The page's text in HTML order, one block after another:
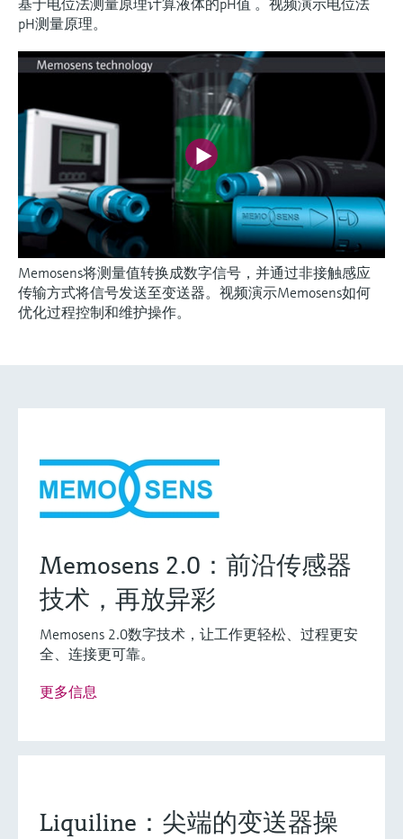
基于电位法测量原理计算液体的pH值 。视频演示电位法
pH测量原理。
Memosens将测量值转换成数字信号，并通过非接触感应
传输方式将信号发送至变送器。视频演示Memosens如何
优化过程控制和维护操作。
Memosens 2.0：前沿传感器
技术，再放异彩
Memosens 2.0数字技术，让工作更轻松、过程更安
全、连接更可靠。
更多信息
Liquiline：尖端的变送器操